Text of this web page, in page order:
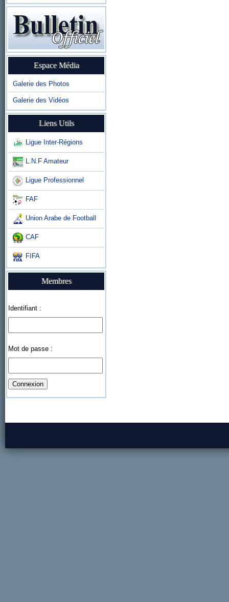
Espace Média
Galerie des Photos
Galerie des Vidéos
Liens Utils
Ligue Inter-Régions
L.N.F Amateur
Ligue Professionnel
FAF
Union Arabe de Football
CAF
FIFA
Membres
Identifiant :
Mot de passe :